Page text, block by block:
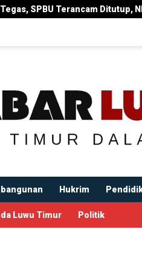
Ditutup, NIB Dicabut
Hukrim
Luwu Timur Politik